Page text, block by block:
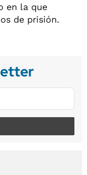
en la que
de prisión.